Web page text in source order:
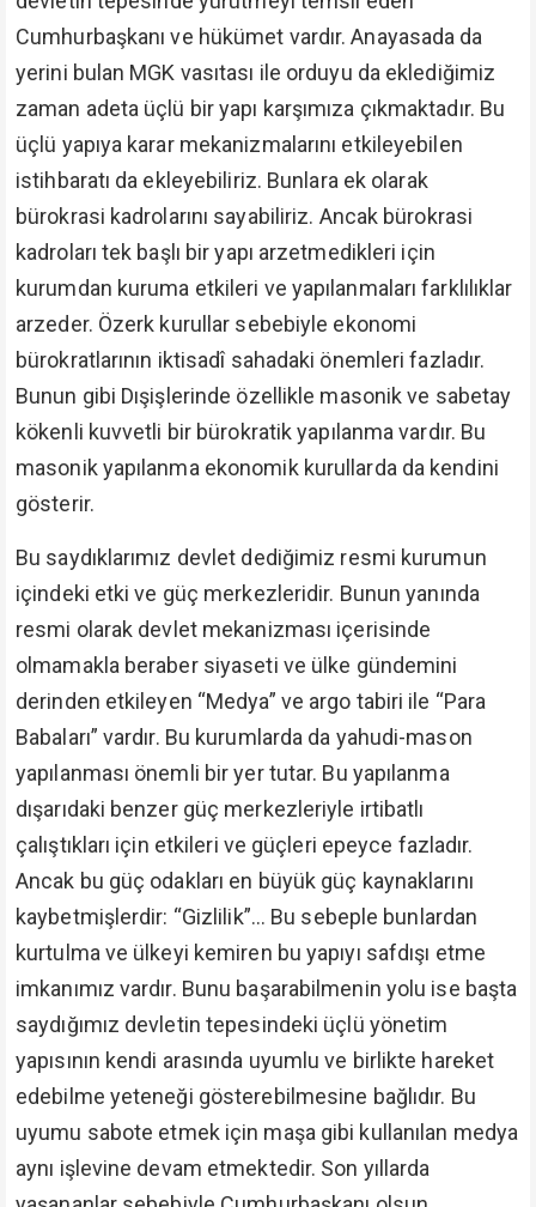
Cumhurbaşkanı ve hükümet vardır. Anayasada da
yerini bulan MGK vasıtası ile orduyu da eklediğimiz
zaman adeta üçlü bir yapı karşımıza çıkmaktadır. Bu
üçlü yapıya karar mekanizmalarını etkileyebilen
istihbaratı da ekleyebiliriz. Bunlara ek olarak
bürokrasi kadrolarını sayabiliriz. Ancak bürokrasi
kadroları tek başlı bir yapı arzetmedikleri için
kurumdan kuruma etkileri ve yapılanmaları farklılıklar
arzeder. Özerk kurullar sebebiyle ekonomi
bürokratlarının iktisadî sahadaki önemleri fazladır.
Bunun gibi Dışişlerinde özellikle masonik ve sabetay
kökenli kuvvetli bir bürokratik yapılanma vardır. Bu
masonik yapılanma ekonomik kurullarda da kendini
gösterir.
Bu saydıklarımız devlet dediğimiz resmi kurumun
içindeki etki ve güç merkezleridir. Bunun yanında
resmi olarak devlet mekanizması içerisinde
olmamakla beraber siyaseti ve ülke gündemini
derinden etkileyen “Medya” ve argo tabiri ile “Para
Babaları” vardır. Bu kurumlarda da yahudi-mason
yapılanması önemli bir yer tutar. Bu yapılanma
dışarıdaki benzer güç merkezleriyle irtibatlı
çalıştıkları için etkileri ve güçleri epeyce fazladır.
Ancak bu güç odakları en büyük güç kaynaklarını
kaybetmişlerdir: “Gizlilik”... Bu sebeple bunlardan
kurtulma ve ülkeyi kemiren bu yapıyı safdışı etme
imkanımız vardır. Bunu başarabilmenin yolu ise başta
saydığımız devletin tepesindeki üçlü yönetim
yapısının kendi arasında uyumlu ve birlikte hareket
edebilme yeteneği gösterebilmesine bağlıdır. Bu
uyumu sabote etmek için maşa gibi kullanılan medya
aynı işlevine devam etmektedir. Son yıllarda